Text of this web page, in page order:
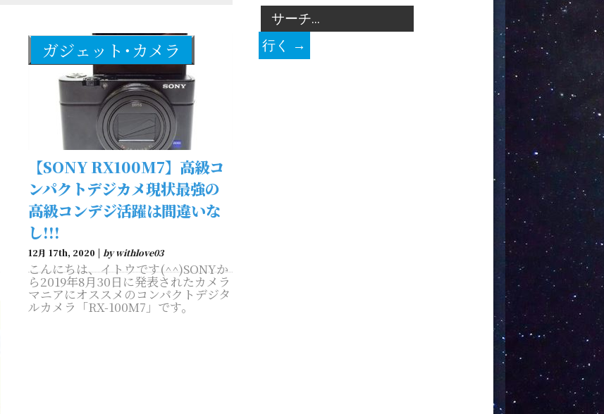
ガジェット･カメラ
【SONY RX100M7】高級コ
ンパクトデジカメ現状最強の
高級コンデジ活躍は間違いな
し!!!
12月 17th, 2020 | by withlove03
こんにちは、イトウです(^^)SONYか
ら2019年8月30日に発表されたカメラ
マニアにオススメのコンパクトデジタ
ルカメラ「RX-100M7」です。